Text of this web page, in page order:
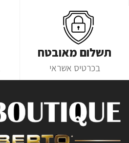
תשלום מאובטח
בכרטיס אשראי